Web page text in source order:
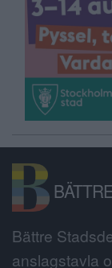
Bättre
anslagstavla